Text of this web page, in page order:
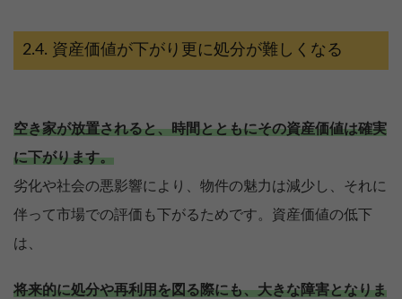
資産価値が下がり更に処分が難しくなる
空き家が放置されると、時間とともにその資産価値は確実
に下がります。
劣化や社会の悪影響により、物件の魅力は減少し、それに
伴って市場での評価も下がるためです。資産価値の低下
は、
将来的に処分や再利用を図る際にも、大きな障害となりま